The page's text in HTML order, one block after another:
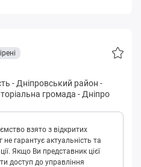
- Дніпровський район -
громада - Дніпро
взято з відкритих
гарантує актуальність та
Якщо Ви представник цієї
доступ до управління